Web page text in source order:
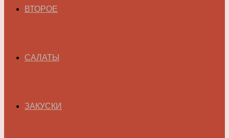
ВТОРОЕ
САЛАТЫ
ЗАКУСКИ